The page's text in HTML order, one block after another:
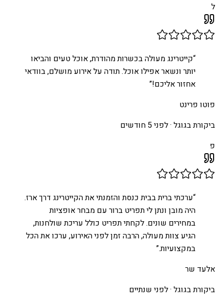
ל
“קייטרינג מעולה בכשרות מהודרת, אוכל טעים והביאו
יותר ונשאר אפילו אוכל. תודה על אירוע מושלם, בוודאי
אחזור אליכם!”
פוטו פרינט
ביקורת בגוגל ·לפני 5 חודשים
פ
“ערכתי ברית בבית כנסת והזמנתי את הקייטרינג דרך ארז.
היה מובן ונתן לי תפריט ברור עם מבחר אופציות
במחירים שונים. לקחתי תפריט כולל עריכת שולחנות,
הגיע צוות מעולה, הרבה זמן לפני האירוע, ערכו את הכל
במקצועיות.”
אלעד שר
ביקורת בגוגל ·לפני שנתיים